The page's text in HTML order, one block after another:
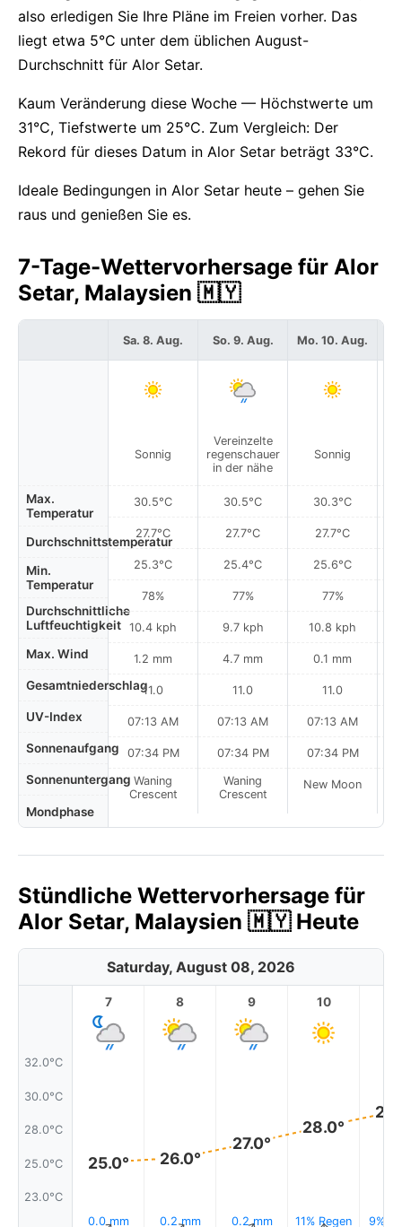
also erledigen Sie Ihre Pläne im Freien vorher. Das
liegt etwa 5°C unter dem üblichen August-
Durchschnitt für Alor Setar.
Kaum Veränderung diese Woche — Höchstwerte um
31°C, Tiefstwerte um 25°C. Zum Vergleich: Der
Rekord für dieses Datum in Alor Setar beträgt 33°C.
Ideale Bedingungen in Alor Setar heute – gehen Sie
raus und genießen Sie es.
7-Tage-Wettervorhersage für Alor
Setar, Malaysien 🇲🇾
Max.
Temperatur
Durchschnittstemperatur
Min.
Temperatur
Durchschnittliche
Luftfeuchtigkeit
Max. Wind
Gesamtniederschlag
UV-Index
Sonnenaufgang
Sonnenuntergang
Mondphase
Sa. 8. Aug.
Sonnig
30.5°C
27.7°C
25.3°C
78%
10.4 kph
1.2 mm
11.0
07:13 AM
07:34 PM
Waning
Crescent
So. 9. Aug.
Vereinzelte
regenschauer
in der nähe
30.5°C
27.7°C
25.4°C
77%
9.7 kph
4.7 mm
11.0
07:13 AM
07:34 PM
Waning
Crescent
Mo. 10. Aug.
Sonnig
30.3°C
27.7°C
25.6°C
77%
10.8 kph
0.1 mm
11.0
07:13 AM
07:34 PM
New Moon
Stündliche Wettervorhersage für
Alor Setar, Malaysien 🇲🇾 Heute
Saturday, August 08, 2026
32.0°C
30.0°C
28.0°C
25.0°C
23.0°C
7
25.0°
0.0 mm
8
26.0°
0.2 mm
9
27.0°
0.2 mm
10
28.0°
11% Regen 9%